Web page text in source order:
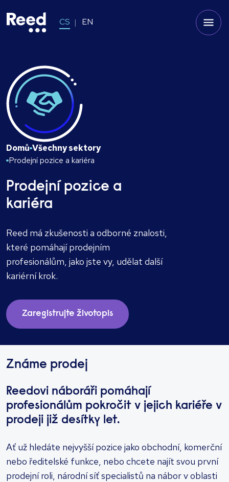
CS EN
Domů Všechny sektory
Prodejní pozice a kariéra
Prodejní pozice a
kariéra
Reed má zkušenosti a odborné znalosti,
které pomáhají prodejním
profesionálům, jako jste vy, udělat další
kariérní krok.
Zaregistrujte životopis
Známe prodej
Reedovi náboráři pomáhají
profesionálům pokročit v jejich kariéře v
prodeji již desítky let.
Ať už hledáte nejvyšší pozice jako obchodní, komerční
nebo ředitelské funkce, nebo chcete najít svou první
prodejní roli, národní síť specialistů na nábor v oblasti